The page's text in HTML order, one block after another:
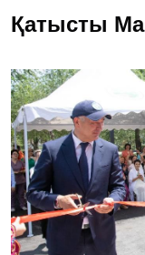
Қатысты